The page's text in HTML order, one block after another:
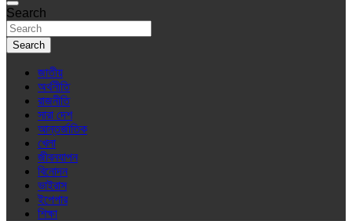
Search
Search
জাতীয়
অর্থনীতি
রাজনীতি
সারা দেশ
আন্তর্জাতিক
খেলা
জীবনযাপন
বিনোদন
ভাইরাস
ইপেপার
শিক্ষা